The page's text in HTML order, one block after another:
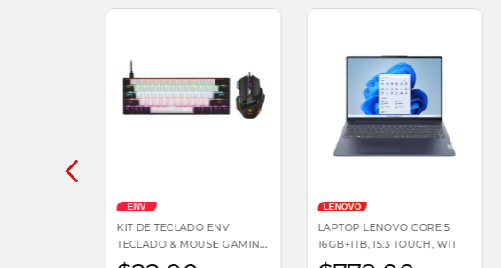
ENV
KIT DE TECLADO ENV
TECLADO & MOUSE GAMING
| MECÁNICO 3600 DPI
LENOVO
LAPTOP LENOVO CORE 5
16GB+1TB, 15.3 TOUCH, W11